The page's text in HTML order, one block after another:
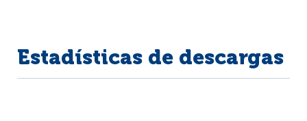
Estadísticas de descargas